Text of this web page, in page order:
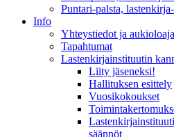
Puntari-palsta,
Info
Yhteystiedot ja
Tapahtumat
Lastenkirjainstituutin
Liity jäseneksi!
Hallituksen esittely
Vuosikokoukset
säännöt